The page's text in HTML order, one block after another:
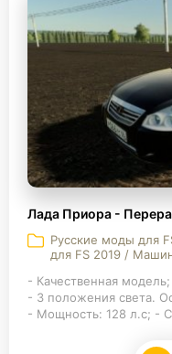
Лада Приора -
Русские моды для
для FS 2019 /
- Качественная
- 3 положения света.
- Мощность: 128 л.с; -